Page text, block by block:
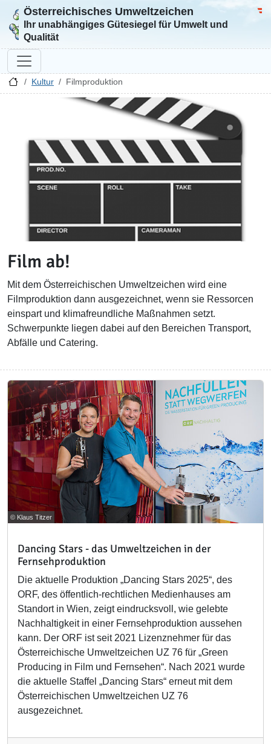
Zur Startseite
Österreichisches Umweltzeichen
Ihr unabhängiges Gütesiegel für Umwelt und
Qualität
Kultur Filmproduktion
Film ab!
Mit dem Österreichischen Umweltzeichen wird eine
Filmproduktion dann ausgezeichnet, wenn sie Ressorcen
einspart und klimafreundliche Maßnahmen setzt.
Schwerpunkte liegen dabei auf den Bereichen Transport,
Abfälle und Catering.
© Klaus Titzer
Dancing Stars - das Umweltzeichen in der
Fernsehproduktion
Die aktuelle Produktion „Dancing Stars 2025“, des
ORF, des öffentlich-rechtlichen Medienhauses am
Standort in Wien, zeigt eindrucksvoll, wie gelebte
Nachhaltigkeit in einer Fernsehproduktion aussehen
kann. Der ORF ist seit 2021 Lizenznehmer für das
Österreichische Umweltzeichen UZ 76 für „Green
Producing in Film und Fernsehen“. Nach 2021 wurde
die aktuelle Staffel „Dancing Stars“ erneut mit dem
Österreichischen Umweltzeichen UZ 76
ausgezeichnet.